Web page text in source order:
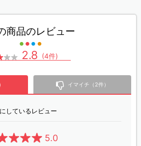
商品のレビュー
2.8 (4件)
イマイチ（2件）
しているレビュー
5.0